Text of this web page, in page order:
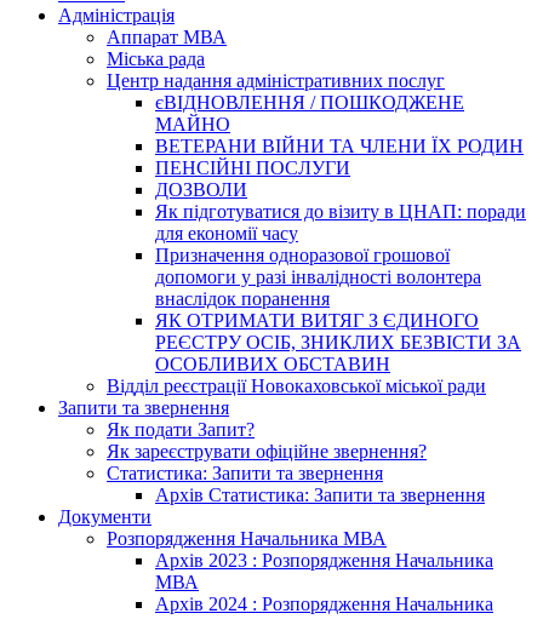
Адміністрація
Аппарат МВА
Міська рада
Центр надання адміністративних послуг
єВІДНОВЛЕННЯ / ПОШКОДЖЕНЕ
МАЙНО
ВЕТЕРАНИ ВІЙНИ ТА ЧЛЕНИ ЇХ РОДИН
ПЕНСІЙНІ ПОСЛУГИ
ДОЗВОЛИ
Як підготуватися до візиту в ЦНАП: поради
для економії часу
Призначення одноразової грошової
допомоги у разі інвалідності волонтера
внаслідок поранення
ЯК ОТРИМАТИ ВИТЯГ З ЄДИНОГО
РЕЄСТРУ ОСІБ, ЗНИКЛИХ БЕЗВІСТИ ЗА
ОСОБЛИВИХ ОБСТАВИН
Відділ реєстрації Новокаховської міської ради
Запити та звернення
Як подати Запит?
Як зареєструвати офіційне звернення?
Статистика: Запити та звернення
Архів Статистика: Запити та звернення
Документи
Розпорядження Начальника МВА
Архів 2023 : Розпорядження Начальника
МВА
Архів 2024 : Розпорядження Начальника